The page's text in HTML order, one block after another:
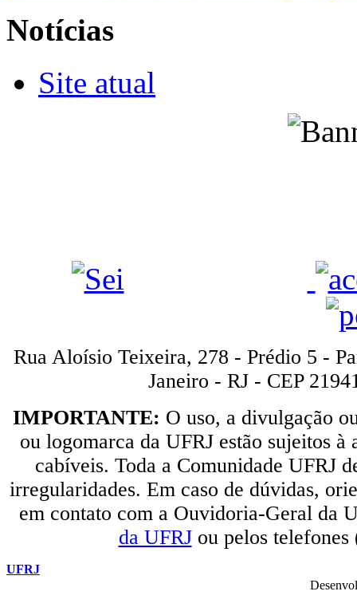
Notícias
Site atual
Rua Aloísio Teixeira, 278 - Prédio 5 -
Janeiro - RJ - CEP
IMPORTANTE: O uso, a divulgação
ou logomarca da UFRJ estão sujeitos
cabíveis. Toda a Comunidade UFRJ
irregularidades. Em caso de dúvidas,
em contato com a Ouvidoria-Geral da
da UFRJou pelos telefones
UFRJ